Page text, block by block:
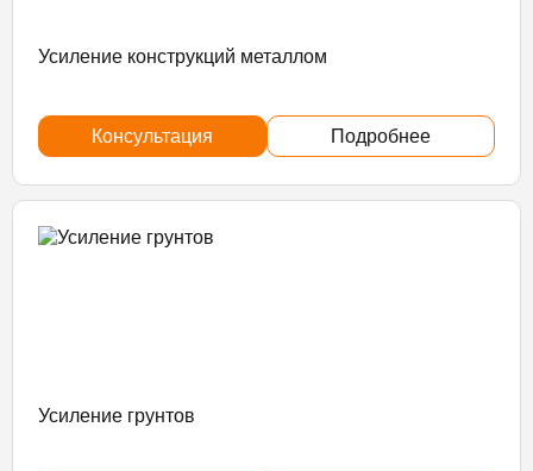
Усиление конструкций металлом
Консультация Подробнее
Усиление грунтов